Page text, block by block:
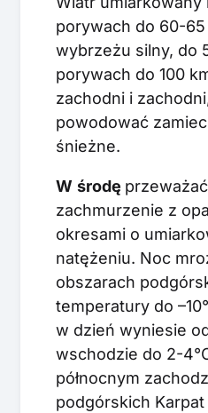
porywach do 60-
wybrzeżu silny, do
porywach do 100
zachodni i
powodować
śnieżne.
W środę
zachmurzenie z
okresami o
natężeniu. Noc
obszarach
temperatury do
w dzień wyniesie
wschodzie do 2-
północnym
podgórskich Karpat